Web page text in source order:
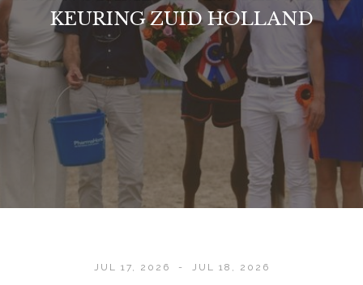
KEURING ZUID HOLLAND
JUL 17, 2026 - JUL 18, 2026